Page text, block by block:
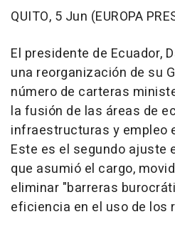
QUITO, 5 Jun (EUROPA
El presidente de Ecuador,
una reorganización de su
número de carteras
la fusión de las áreas de
infraestructuras y empleo
Este es el segundo ajuste
que asumió el cargo,
eliminar "barreras
eficiencia en el uso de los